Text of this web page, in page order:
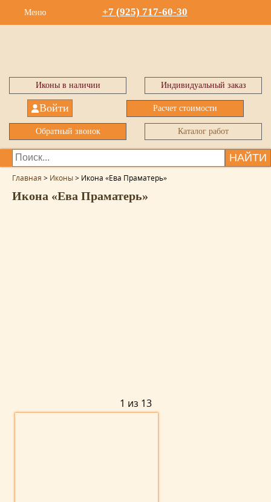
Меню +7 (925) 717-60-30
Иконы в наличии Индивидуальный заказ
Войти Расчет стоимости
Обратный звонок Каталог работ
НАЙТИ
Главная > Иконы> Икона «Ева Праматерь»
Икона «Ева Праматерь»
1 из 13